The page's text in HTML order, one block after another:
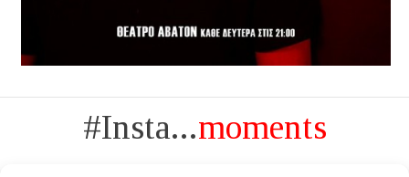
#Insta...moments